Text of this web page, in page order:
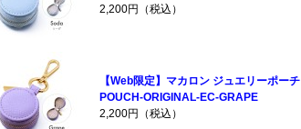
2,200円（税込）
【Web限定】マカロン ジュエリーポーチ
POUCH-ORIGINAL-EC-GRAPE
2,200円（税込）